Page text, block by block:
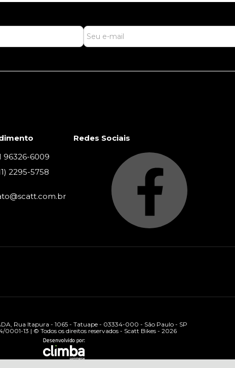
96326-6009
2295-5758
Redes Sociais
Rua Itapura - 1065 - Tatuape - 03334-000 - São Paulo - SP
0001-13 | © Todos os direitos reservados - Scatt Bikes - 2026